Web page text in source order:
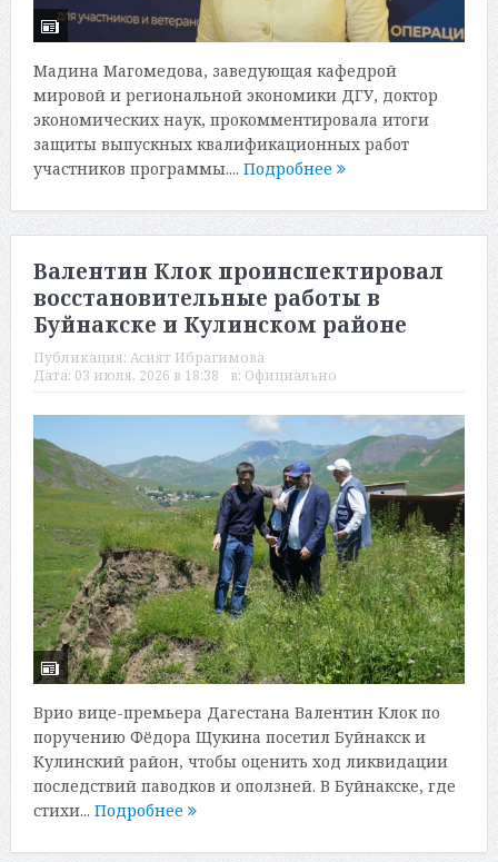
Мадина Магомедова, заведующая кафедрой
мировой и региональной экономики ДГУ, доктор
экономических наук, прокомментировала итоги
защиты выпускных квалификационных работ
участников программы.... Подробнее
Валентин Клок проинспектировал
восстановительные работы в
Буйнакске и Кулинском районе
Публикация: Асият Ибрагимова
Дата: 03 июля, 2026 в 18:38 в: Официально
Врио вице-премьера Дагестана Валентин Клок по
поручению Фёдора Щукина посетил Буйнакск и
Кулинский район, чтобы оценить ход ликвидации
последствий паводков и оползней. В Буйнакске, где
стихи... Подробнее